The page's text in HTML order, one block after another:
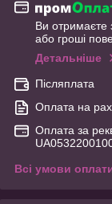
Ви отримаєте
або гроші
Детальніше
Післяплата
Оплата на
Оплата за
Всі умови